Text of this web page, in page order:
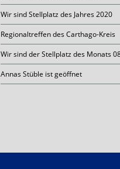
Wir sind Stellplatz des Jahres 2020
Regionaltreffen des Carthago-Kreis
Wir sind der Stellplatz des Monats
Annas Stüble ist geöffnet